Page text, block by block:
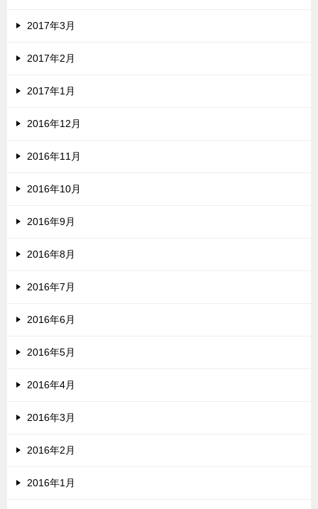
2017年3月
2017年2月
2017年1月
2016年12月
2016年11月
2016年10月
2016年9月
2016年8月
2016年7月
2016年6月
2016年5月
2016年4月
2016年3月
2016年2月
2016年1月